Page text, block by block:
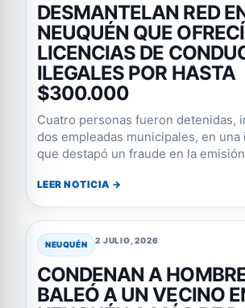
DESMANTELAN RED
NEUQUÉN QUE
LICENCIAS DE
ILEGALES POR HASTA
$300.000
Cuatro personas fueron detenidas,
dos empleadas municipales, en
que destapó un fraude en la
LEER NOTICIA →
NEUQUÉN 2 JULIO, 2026
CONDENAN A
BALEÓ A UN VECINO